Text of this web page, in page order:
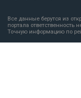
Все данные берутся из
портала ответственность
Точную информацию по